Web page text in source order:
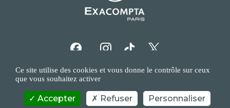
COPYRIGHT/IP POLICY PERSONAL DATA POLICY CONTACT US
Ce site utilise des cookies et vous donne le contrôle sur ceux
que vous souhaitez activer
Accepter Refuser Personnaliser